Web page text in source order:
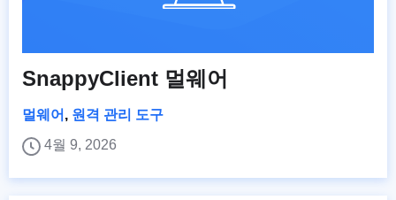
SnappyClient 멀웨어
멀웨어 , 원격 관리 도구
4월 9, 2026